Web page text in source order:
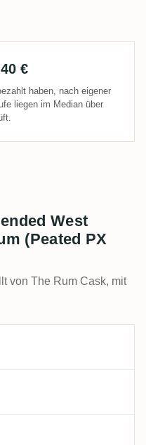
40 €
haben, nach eigener
liegen im Median über
West
(Peated PX
von The Rum Cask, mit